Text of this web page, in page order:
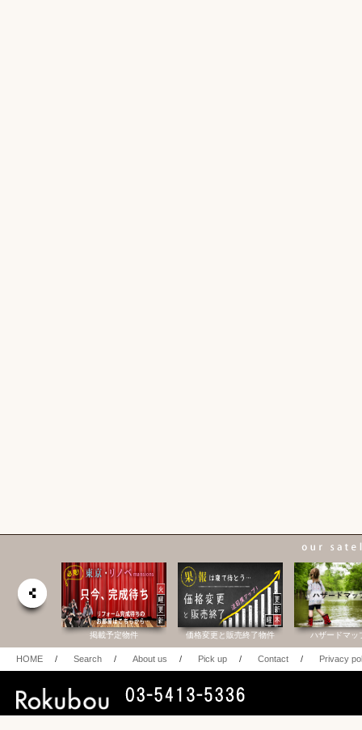
掲載予定物件 価格変更と販売終了物件 ハザードマッ
HOME / Search / About us / Pick up / Contact / Privacy